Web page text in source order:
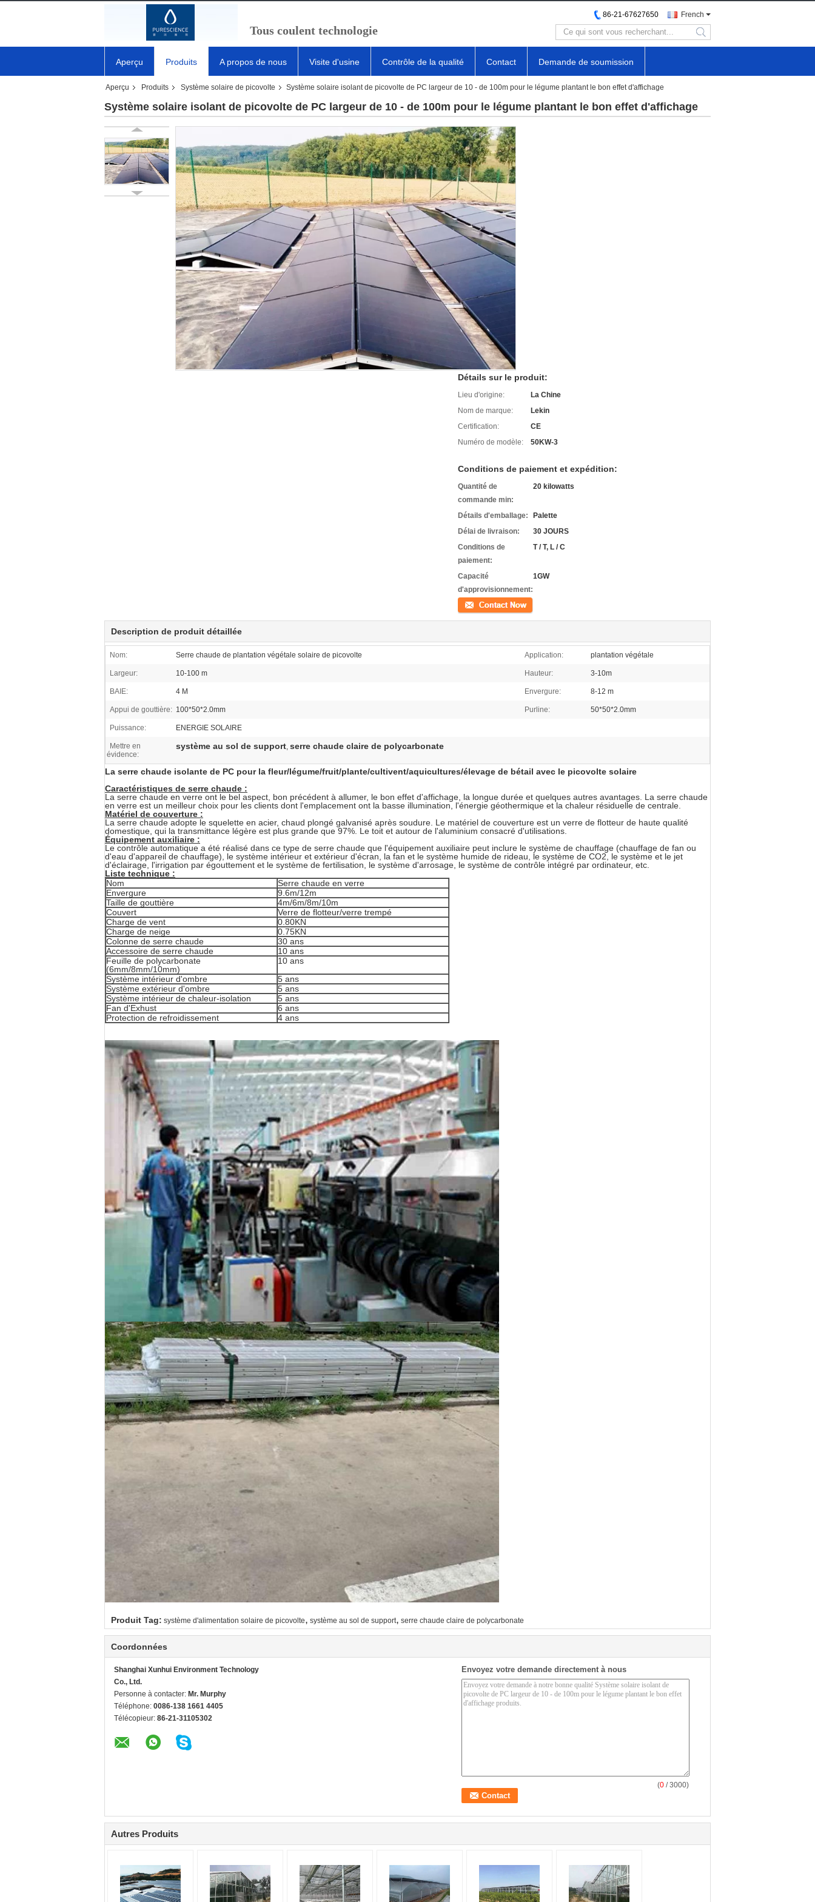
Tous coulent technologie
French
86-21-67627650
search
Aperçu Produits A propos de nous Visite d'usine Contrôle de la qualité Contact Demande de soumission
Aperçu Produits Système solaire de picovolte Système solaire isolant de picovolte de PC largeur de 10 - de 100m pour le légume plantant le bon effet d'affichage
Système solaire isolant de picovolte de PC largeur de 10 - de 100m pour le légume plantant le bon effet d'affichage
Détails sur le produit:
Lieu d'origine:
La Chine
Nom de marque:
Lekin
Certification:
CE
Numéro de modèle:
50KW-3
Conditions de paiement et expédition:
Quantité de
commande min:
20 kilowatts
Détails d'emballage:
Palette
Délai de livraison:
30 JOURS
Conditions de
paiement:
T / T, L / C
Capacité
d'approvisionnement:
1GW
Contact
Description de produit détaillée
Nom: Serre chaude de plantation végétale solaire de picovolte Application: plantation végétale
Largeur: 10-100 m Hauteur: 3-10m
BAIE: 4 M Envergure: 8-12 m
Appui de gouttière: 100*50*2.0mm Purline: 50*50*2.0mm
Puissance: ENERGIE SOLAIRE
Mettre en
évidence:
système au sol de support, serre chaude claire de polycarbonate
La serre chaude isolante de PC pour la fleur/légume/fruit/plante/cultivent/aquicultures/élevage de bétail avec le picovolte solaire
Caractéristiques de serre chaude :
La serre chaude en verre ont le bel aspect, bon précédent à allumer, le bon effet d'affichage, la longue durée et quelques autres avantages. La serre chaude
en verre est un meilleur choix pour les clients dont l'emplacement ont la basse illumination, l'énergie géothermique et la chaleur résiduelle de centrale.
Matériel de couverture :
La serre chaude adopte le squelette en acier, chaud plongé galvanisé après soudure. Le matériel de couverture est un verre de flotteur de haute qualité
domestique, qui la transmittance légère est plus grande que 97%. Le toit et autour de l'aluminium consacré d'utilisations.
Équipement auxiliaire :
Le contrôle automatique a été réalisé dans ce type de serre chaude que l'équipement auxiliaire peut inclure le système de chauffage (chauffage de fan ou
d'eau d'appareil de chauffage), le système intérieur et extérieur d'écran, la fan et le système humide de rideau, le système de CO2, le système et le jet
d'éclairage, l'irrigation par égouttement et le système de fertilisation, le système d'arrosage, le système de contrôle intégré par ordinateur, etc.
Liste technique :
Nom
Serre chaude en verre
Envergure
9.6m/12m
Taille de gouttière
4m/6m/8m/10m
Couvert
Verre de flotteur/verre trempé
Charge de vent
0.80KN
Charge de neige
0.75KN
Colonne de serre chaude
30 ans
Accessoire de serre chaude
10 ans
Feuille de polycarbonate
(6mm/8mm/10mm)
10 ans
Système intérieur d'ombre
5 ans
Système extérieur d'ombre
5 ans
Système intérieur de chaleur-isolation
5 ans
Fan d'Exhust
6 ans
Protection de refroidissement
4 ans
Produit Tag: système d'alimentation solaire de picovolte, système au sol de support, serre chaude claire de polycarbonate
Coordonnées
Shanghai Xunhui Environment Technology
Co., Ltd.
Personne à contacter: Mr. Murphy
Téléphone: 0086-138 1661 4405
Télécopieur: 86-21-31105302
Envoyez votre demande directement à nous
(0 / 3000)
Autres Produits